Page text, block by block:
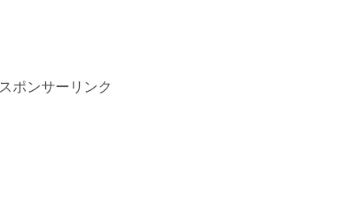
スポンサーリンク